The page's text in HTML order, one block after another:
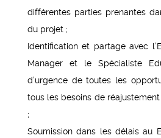
différentes parties prenantes
du projet ;
Identification et partage avec
Manager et le Spécialiste
d’urgence de toutes les
tous les besoins de
;
Soumission dans les délais au